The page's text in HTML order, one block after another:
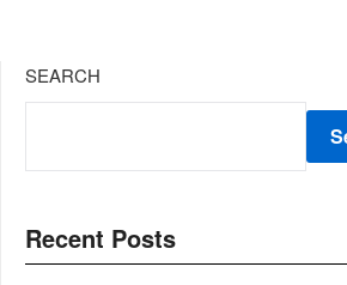
SEARCH
Recent Posts